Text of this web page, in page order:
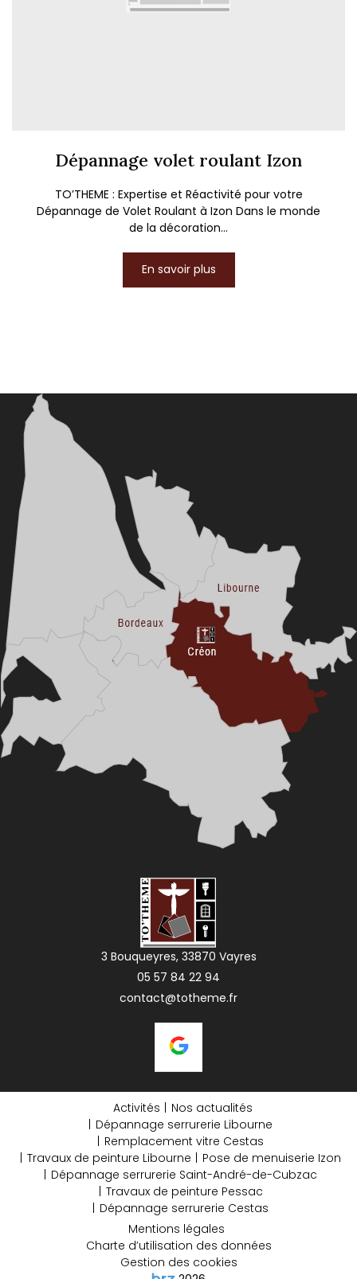
Dépannage volet roulant Izon
TO’THEME : Expertise et Réactivité pour votre
Dépannage de Volet Roulant à Izon Dans le monde
de la décoration...
En savoir plus
3 Bouqueyres, 33870 Vayres
05 57 84 22 94
contact@totheme.fr
Activités
Nos actualités
Dépannage serrurerie Libourne
Remplacement vitre Cestas
Travaux de peinture Libourne
Pose de menuiserie Izon
Dépannage serrurerie Saint-André-de-Cubzac
Travaux de peinture Pessac
Dépannage serrurerie Cestas
Mentions légales
Charte d’utilisation des données
Gestion des cookies